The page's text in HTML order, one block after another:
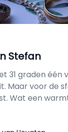
Stefan
31 graden één
Maar voor de
Wat een